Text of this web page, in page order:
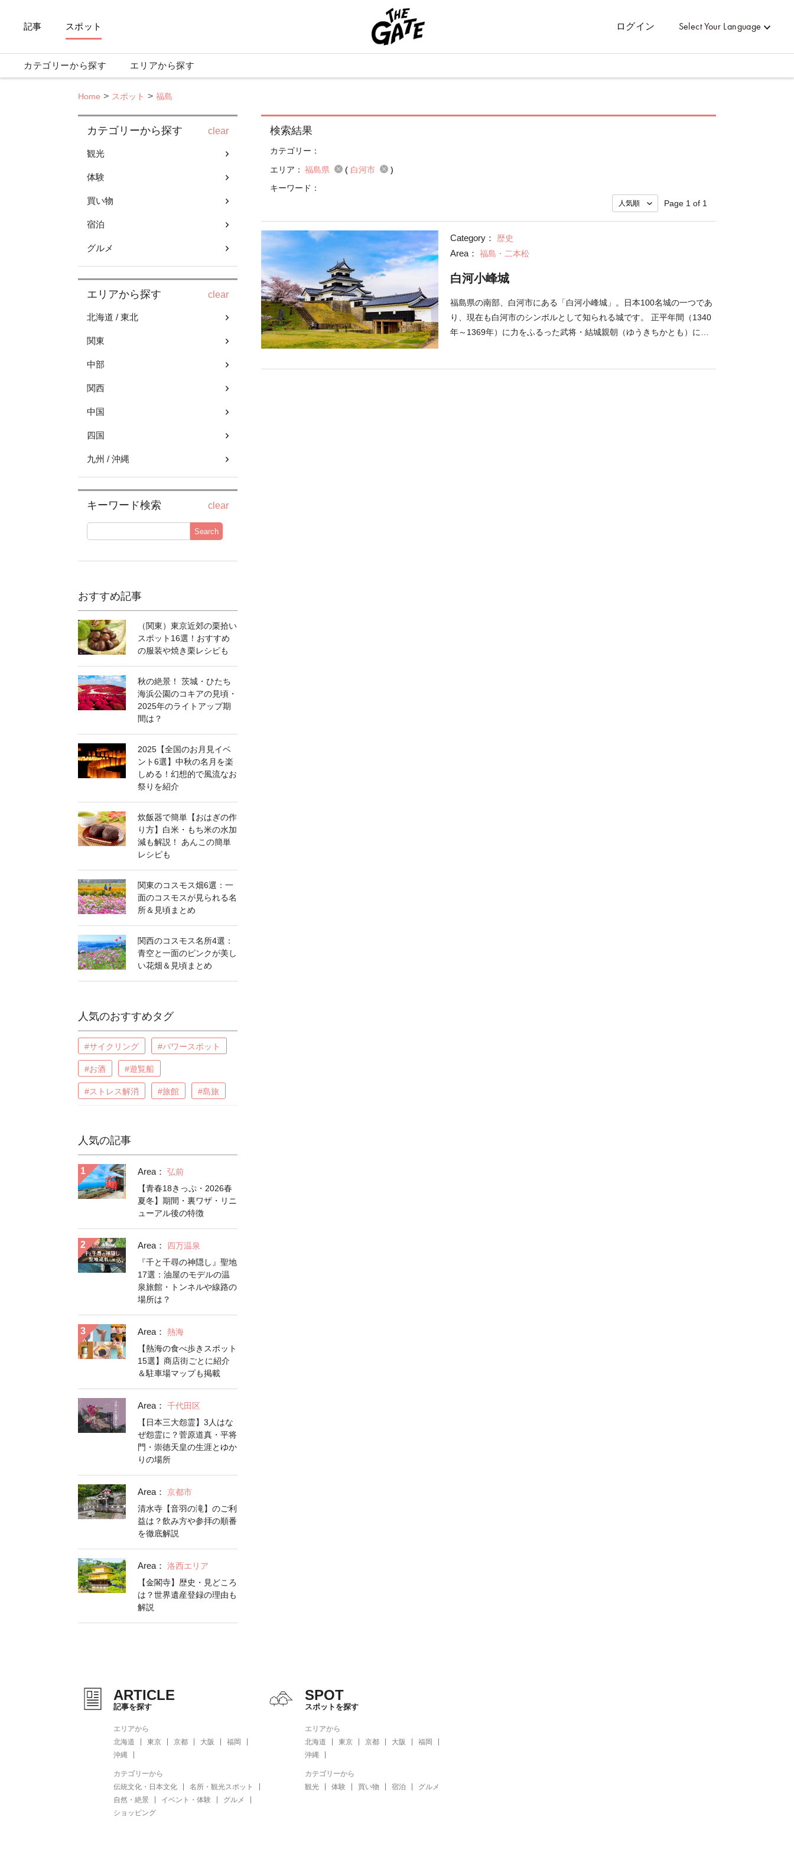
記事 スポット ログイン Select Your Language
カテゴリーから探す エリアから探す
Home スポット 福島
カテゴリーから探す clear
観光
体験
買い物
宿泊
グルメ
エリアから探す clear
北海道 / 東北
関東
中部
関西
中国
四国
九州 / 沖縄
キーワード検索 clear
Search
おすすめ記事
（関東）東京近郊の栗拾い
スポット16選！おすすめ
の服装や焼き栗レシピも
秋の絶景！ 茨城・ひたち
海浜公園のコキアの見頃・
2025年のライトアップ期
間は？
2025【全国のお月見イベ
ント6選】中秋の名月を楽
しめる！幻想的で風流なお
祭りを紹介
炊飯器で簡単【おはぎの作
り方】白米・もち米の水加
減も解説！ あんこの簡単
レシピも
関東のコスモス畑6選：一
面のコスモスが見られる名
所＆見頃まとめ
関西のコスモス名所4選：
青空と一面のピンクが美し
い花畑＆見頃まとめ
人気のおすすめタグ
#サイクリング #パワースポット
#お酒 #遊覧船
#ストレス解消 #旅館 #島旅
人気の記事
Area：
弘前
【青春18きっぷ・2026春
夏冬】期間・裏ワザ・リニ
ューアル後の特徴
Area：
四万温泉
『千と千尋の神隠し』聖地
17選：油屋のモデルの温
泉旅館・トンネルや線路の
場所は？
Area：
熱海
【熱海の食べ歩きスポット
15選】商店街ごとに紹介
＆駐車場マップも掲載
Area：
千代田区
【日本三大怨霊】3人はな
ぜ怨霊に？菅原道真・平将
門・崇徳天皇の生涯とゆか
りの場所
Area：
京都市
清水寺【音羽の滝】のご利
益は？飲み方や参拝の順番
を徹底解説
Area：
洛西エリア
【金閣寺】歴史・見どころ
は？世界遺産登録の理由も
解説
検索結果
カテゴリー：
エリア： 福島県 ( 白河市
)
キーワード：
Page 1 of 1
Category： 歴史
Area： 福島・二本松
白河小峰城
福島県の南部、白河市にある「白河小峰城」。日本100名城の一つであ
り、現在も白河市のシンボルとして知られる城です。 正平年間（1340
年～1369年）に力をふるった武将・結城親朝（ゆうきちかとも）によ
ARTICLE
記事を探す
エリアから
北海道
東京 京都 大阪
福岡
沖縄
カテゴリーから
伝統文化・日本文化
名所・観光スポット
自然・絶景
イベント・体験
グルメ
ショッピング
SPOT
スポットを探す
エリアから
北海道
東京 京都 大阪
福岡
沖縄
カテゴリーから
観光
体験 買い物 宿泊 グルメ